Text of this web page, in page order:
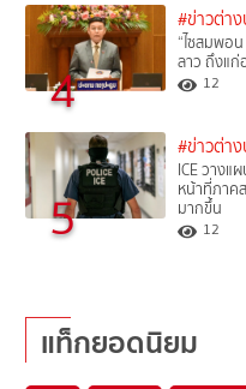
4
#ข่าวต่าง
“ไซสมพอ
ลาว ถึงแ
12
5
#ข่าวต่าง
ICE วางแ
หน้าที่ภาค
มากขึ้น
12
แท็กยอดนิยม